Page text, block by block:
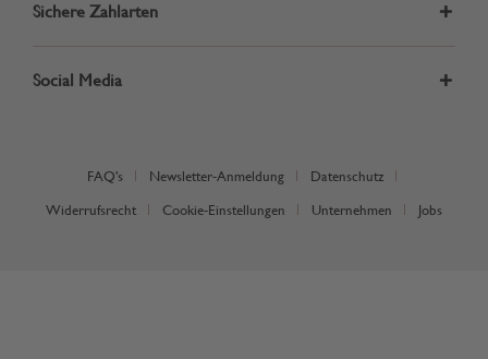
Sichere Zahlarten
Social Media
FAQ's Newsletter-Anmeldung Datenschutz
Widerrufsrecht Cookie-Einstellungen Unternehmen Jobs